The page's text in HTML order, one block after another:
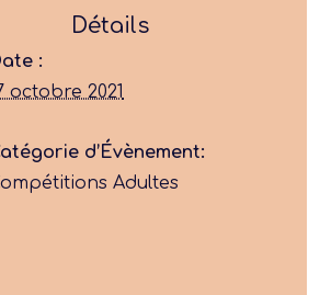
Jouer
Former
Détails
:
octobre 2021
d’Évènement:
Adultes